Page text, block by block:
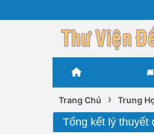
Trang Chủ › Trung
Tổng kết lý